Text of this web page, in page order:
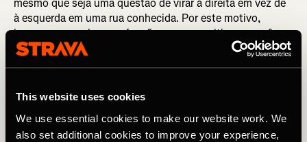
This website uses cookies
We use essential cookies to make our website work. We
also set additional cookies to improve your experience,
mesmo que seja uma questão de virar à direita em vez de
à esquerda em uma rua conhecida. Por este motivo,
incorporamos algumas funções para permitir que você
possa conhecer antecipadamente os detalhes das suas
Tenha uma ideia de quanto durarão as rotas com
recente.